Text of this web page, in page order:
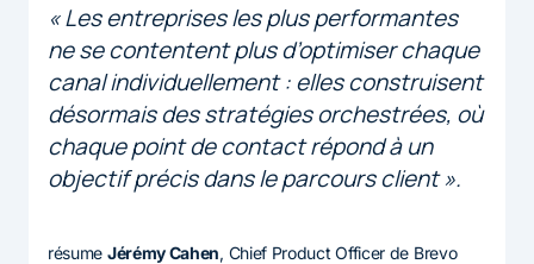
« Les entreprises les plus performantes
ne se contentent plus d’optimiser chaque
canal individuellement : elles construisent
désormais des stratégies orchestrées, où
chaque point de contact répond à un
objectif précis dans le parcours client ».
résume Jérémy Cahen, Chief Product Officer de Brevo